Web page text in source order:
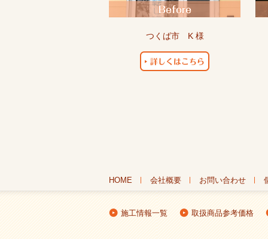
つくば市 K 様
HOME 会社概要 お問い合わせ
施工情報一覧 取扱商品参考価格